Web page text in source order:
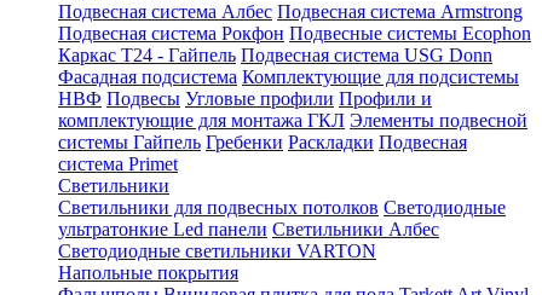
Подвесная система Албес Подвесная система Armstrong
Подвесная система Рокфон Подвесные системы Ecophon
Каркас Т24 - Гайпель Подвесная система USG Donn
Фасадная подсистема Комплектующие для подсистемы
НВФ Подвесы Угловые профили Профили и
комплектующие для монтажа ГКЛ Элементы подвесной
системы Гайпель Гребенки Раскладки Подвесная
система Primet
Светильники
Светильники для подвесных потолков Светодиодные
ультратонкие Led панели Светильники Албес
Светодиодные светильники VARTON
Напольные покрытия